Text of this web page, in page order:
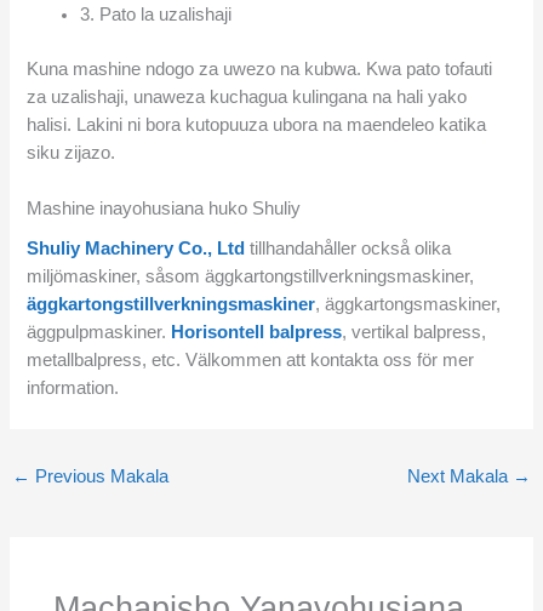
3. Pato la uzalishaji
Kuna mashine ndogo za uwezo na kubwa. Kwa pato tofauti
za uzalishaji, unaweza kuchagua kulingana na hali yako
halisi. Lakini ni bora kutopuuza ubora na maendeleo katika
siku zijazo.
Mashine inayohusiana huko Shuliy
Shuliy Machinery Co., Ltd tillhandahåller också olika
miljömaskiner, såsom äggkartongstillverkningsmaskiner,
äggkartongstillverkningsmaskiner, äggkartongsmaskiner,
äggpulpmaskiner. Horisontell balpress, vertikal balpress,
metallbalpress, etc. Välkommen att kontakta oss för mer
information.
← Previous Makala Next Makala →